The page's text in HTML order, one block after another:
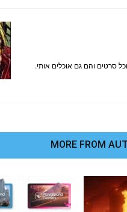
סרטים והם גם אוכלים אותי.
MORE FROM